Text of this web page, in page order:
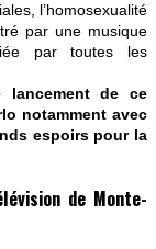
l’homosexualité
par une musique
par toutes les
lancement de ce
notamment avec
espoirs pour la
de Monte-